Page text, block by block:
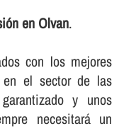
en Olvan.
con los mejores
en el sector de las
y unos
necesitará un